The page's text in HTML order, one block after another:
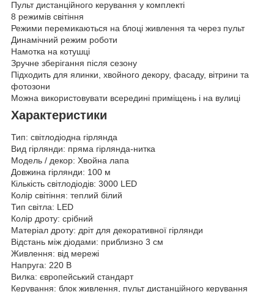
Пульт дистанційного керування у комплекті
8 режимів світіння
Режими перемикаються на блоці живлення та через пульт
Динамічний режим роботи
Намотка на котушці
Зручне зберігання після сезону
Підходить для ялинки, хвойного декору, фасаду, вітрини та
фотозони
Можна використовувати всередині приміщень і на вулиці
Характеристики
Тип: світлодіодна гірлянда
Вид гірлянди: пряма гірлянда-нитка
Модель / декор: Хвойна лапа
Довжина гірлянди: 100 м
Кількість світлодіодів: 3000 LED
Колір світіння: теплий білий
Тип світла: LED
Колір дроту: срібний
Матеріал дроту: дріт для декоративної гірлянди
Відстань між діодами: приблизно 3 см
Живлення: від мережі
Напруга: 220 В
Вилка: європейський стандарт
Керування: блок живлення, пульт дистанційного керування